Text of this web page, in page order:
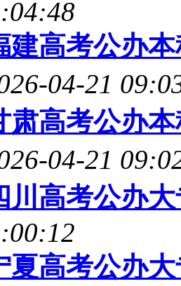
建高考公办
04-21
肃高考公办
04-21
川高考公办
夏高考公办